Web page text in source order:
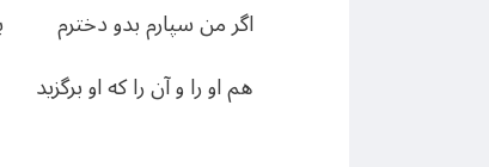
اگر من سپارم بدو دخترم
هم او را و آن را که او